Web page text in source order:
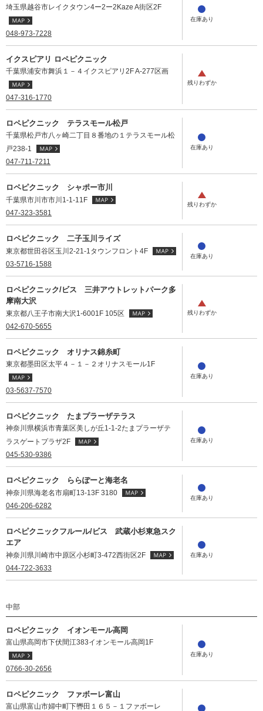
埼玉県越谷市レイクタウン4ー2ー2Kaze A街区2F
048-973-7228
イクスピアリ ロペピクニック
千葉県浦安市舞浜１－４イクスピアリ2F A-277区画
047-316-1770
ロペピクニック テラスモール松戸
千葉県松戸市八ヶ崎二丁目８番地の１テラスモール松
戸238-1
047-711-7211
ロペピクニック シャポー市川
千葉県市川市市川1-1-11F
047-323-3581
ロペピクニック 二子玉川ライズ
東京都世田谷区玉川2-21-1タウンフロント4F
03-5716-1588
ロペピクニック/ビス 三井アウトレットパーク多
摩南大沢
東京都八王子市南大沢1-6001F 105区
042-670-5655
ロペピクニック オリナス錦糸町
東京都墨田区太平４－１－２オリナスモール1F
03-5637-7570
ロペピクニック たまプラーザテラス
神奈川県横浜市青葉区美しが丘1-1-2たまプラーザテ
ラスゲートプラザ2F
045-530-9386
ロペピクニック ららぽーと海老名
神奈川県海老名市扇町13-13F 3180
046-206-6282
ロペピクニックフルール/ビス 武蔵小杉東急スク
エア
神奈川県川崎市中原区小杉町3-472西街区2F
044-722-3633
中部
ロペピクニック イオンモール高岡
富山県高岡市下伏間江383イオンモール高岡1F
0766-30-2656
ロペピクニック ファボーレ富山
富山県富山市婦中町下轡田１６５－１ファボーレ